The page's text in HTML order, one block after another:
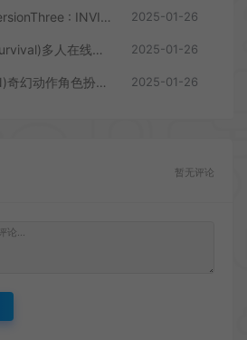
三代机甲隐形突袭(VersionThree : INVISIBLE RAID)可定制机甲动作游戏|下载 2025-01-26
动物生存(Animalia Survival)多人在线生存游戏|B16992489|下载 2025-01-26
突袭之生(RAIDBORN)奇幻动作角色扮演游戏|下载 2025-01-26
暂无评论